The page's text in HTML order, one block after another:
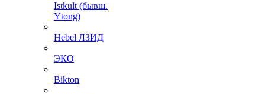
Istkult (бывш.
Ytong)
Hebel ЛЗИД
ЭКО
Bikton